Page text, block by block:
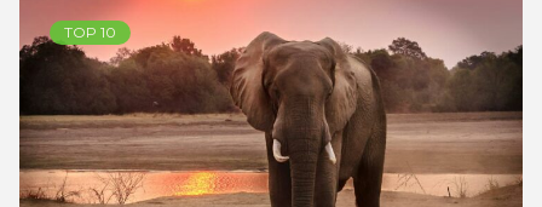
TOP 10